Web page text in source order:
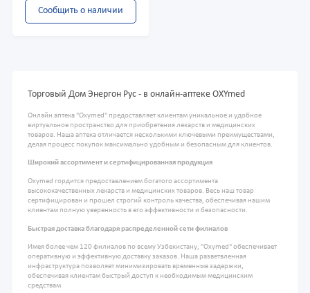
Сообщить о наличии
Торговый Дом Энергон Рус - в онлайн-аптеке OXYmed
Онлайн аптека "Oxymed" предоставляет клиентам уникальное и удобное
виртуальное пространство для приобретения лекарств и медицинских
товаров. Наша аптека отличается несколькими ключевыми преимуществами,
делая процесс покупок максимально удобным и безопасным для клиентов.
Широкий ассортимент и сертифицированная продукция
Oxymed гордится предоставлением богатого ассортимента
высококачественных лекарств и медицинских товаров. Весь наш товар
сертифицирован и прошел строгий контроль качества, обеспечивая нашим
клиентам полную уверенность в его эффективности и безопасности.
Быстрая доставка благодаря распределенной сети филиалов
Имея более чем 120 филиалов по всему Узбекистану, "Oxymed" обеспечивает
оперативную и эффективную доставку заказов. Наша разветвленная
инфраструктура позволяет минимизировать временные задержки,
обеспечивая клиентам быстрый доступ к необходимым медицинским
средствам